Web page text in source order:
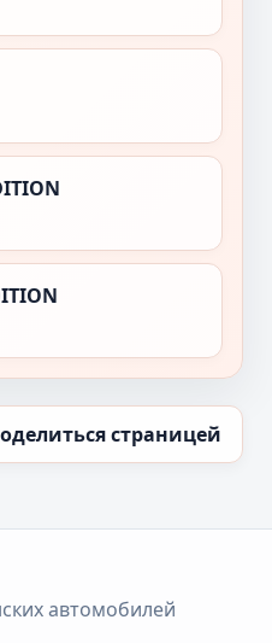
страницей
автомобилей